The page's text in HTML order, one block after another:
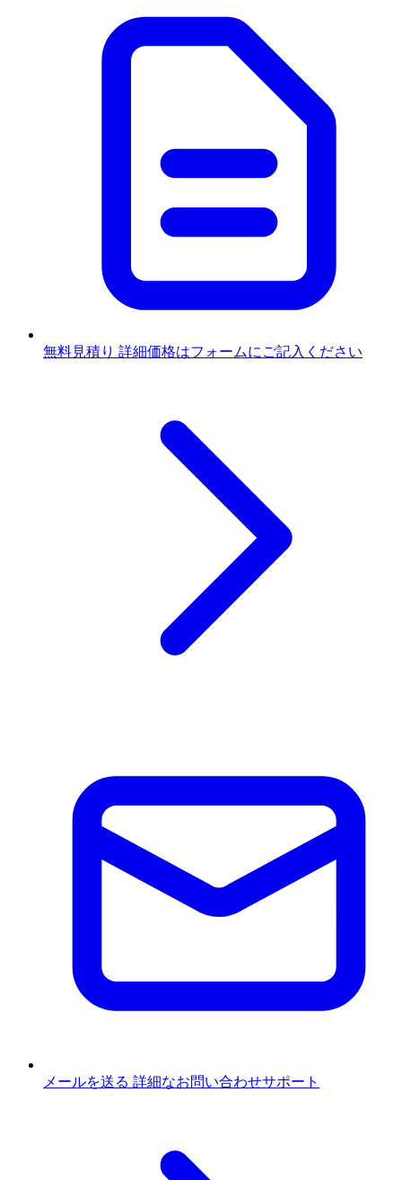
無料見積り 詳細価格はフォームにご記入ください
メールを送る 詳細なお問い合わせサポート